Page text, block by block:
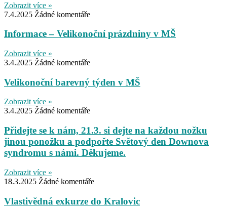
Zobrazit více »
7.4.2025 Žádné komentáře
Informace – Velikonoční prázdniny v MŠ
Zobrazit více »
3.4.2025 Žádné komentáře
Velikonoční barevný týden v MŠ
Zobrazit více »
3.4.2025 Žádné komentáře
Přidejte se k nám, 21.3. si dejte na každou nožku
jinou ponožku a podpořte Světový den Downova
syndromu s námi. Děkujeme.
Zobrazit více »
18.3.2025 Žádné komentáře
Vlastivědná exkurze do Kralovic